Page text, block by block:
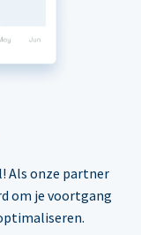
Als onze partner
om je voortgang